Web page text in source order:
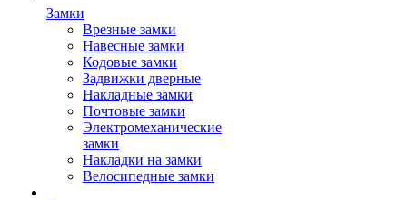
Замки
Врезные замки
Навесные замки
Кодовые замки
Задвижки дверные
Накладные замки
Почтовые замки
Электромеханические
замки
Накладки на замки
Велосипедные замки